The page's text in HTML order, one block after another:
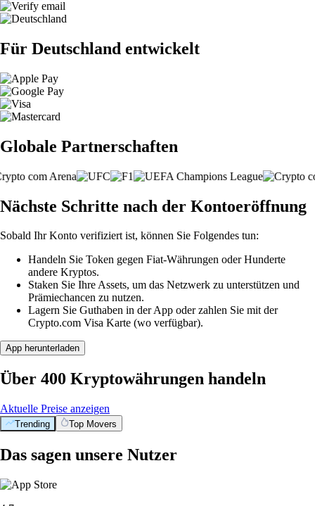
Für Deutschland entwickelt
Globale Partnerschaften
Nächste Schritte nach der Kontoeröffnung
Sobald Ihr Konto verifiziert ist, können Sie Folgendes tun:
Handeln Sie Token gegen Fiat-Währungen oder Hunderte
andere Kryptos.
Staken Sie Ihre Assets, um das Netzwerk zu unterstützen und
Prämiechancen zu nutzen.
Lagern Sie Guthaben in der App oder zahlen Sie mit der
Crypto.com Visa Karte (wo verfügbar).
App herunterladen
Über 400 Kryptowährungen handeln
Aktuelle Preise anzeigen
Trending Top Movers
Das sagen unsere Nutzer